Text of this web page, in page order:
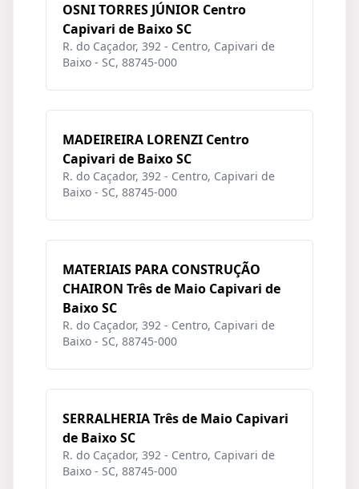
OSNI TORRES JÚNIOR Centro
Capivari de Baixo SC
R. do Caçador, 392 - Centro, Capivari de
Baixo - SC, 88745-000
MADEIREIRA LORENZI Centro
Capivari de Baixo SC
R. do Caçador, 392 - Centro, Capivari de
Baixo - SC, 88745-000
MATERIAIS PARA CONSTRUÇÃO
CHAIRON Três de Maio Capivari de
Baixo SC
R. do Caçador, 392 - Centro, Capivari de
Baixo - SC, 88745-000
SERRALHERIA Três de Maio Capivari
de Baixo SC
R. do Caçador, 392 - Centro, Capivari de
Baixo - SC, 88745-000